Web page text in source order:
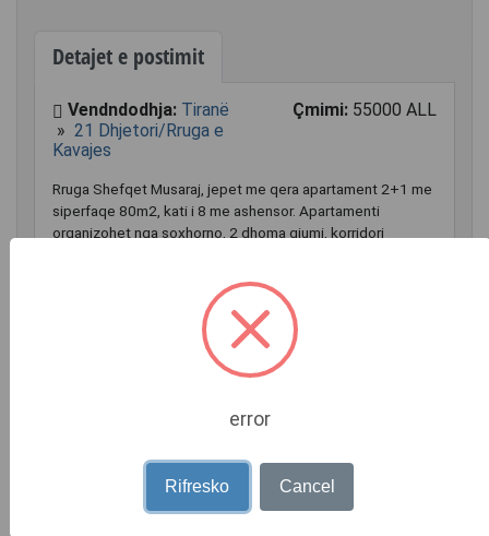
Detajet e postimit
Vendndodhja: Tiranë
» 21 Dhjetori/Rruga e
Kavajes
Çmimi: 55000 ALL
Rruga Shefqet Musaraj, jepet me qera apartament 2+1 me
siperfaqe 80m2, kati i 8 me ashensor. Apartamenti
organizohet nga soxhorno, 2 dhoma gjumi, korridori
Jepet me qera 55 000 Leke/Muaj!
80
Apartament
error
Rifresko Cancel